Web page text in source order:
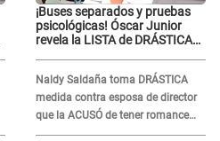
¡Buses separados y pruebas
psicológicas! Óscar Junior
revela la LISTA de DRÁSTICAS
en 'La Bella Luz' tras caso
Naldy Saldaña
Naldy Saldaña toma DRÁSTICA
medida contra esposa de director
que la ACUSÓ de tener romance
con él: "Muy triste..."